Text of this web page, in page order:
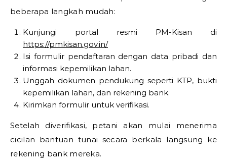
beberapa langkah mudah:
Kunjungi portal resmi PM-Kisan di
https://pmkisan.gov.in/
Isi formulir pendaftaran dengan data pribadi dan
informasi kepemilikan lahan.
Unggah dokumen pendukung seperti KTP, bukti
kepemilikan lahan, dan rekening bank.
Kirimkan formulir untuk verifikasi.
Setelah diverifikasi, petani akan mulai menerima
cicilan bantuan tunai secara berkala langsung ke
rekening bank mereka.